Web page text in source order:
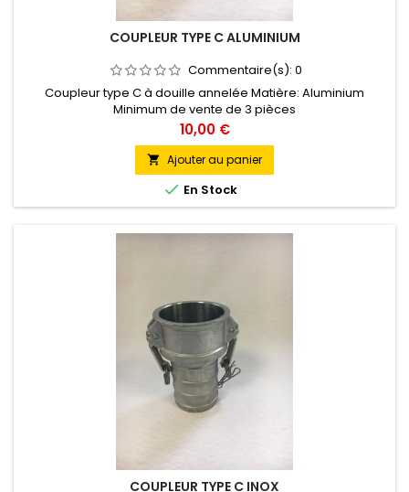
COUPLEUR TYPE C ALUMINIUM
Commentaire(s): 0
Coupleur type C à douille annelée Matière: Aluminium
Minimum de vente de 3 pièces
Prix
10,00 €
 Ajouter au panier
 En Stock
COUPLEUR TYPE C INOX